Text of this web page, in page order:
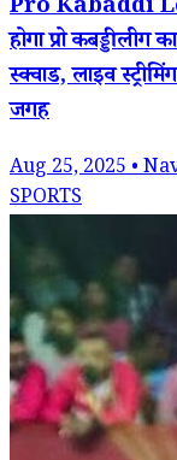
Pro Kabaddi
होगा प्रो कबड्डी
स्क्वाड, लाइव
जगह
Aug 25, 2025 •
SPORTS